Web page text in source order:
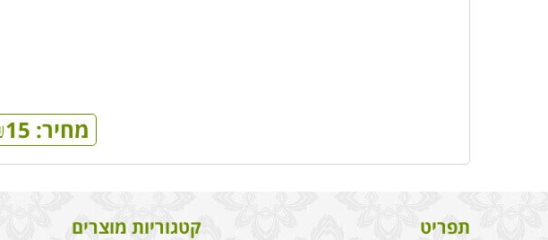
מחיר: 15
תפריט קטגוריות מוצרים